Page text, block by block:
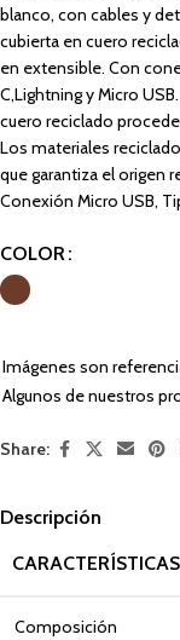
blanco, con cables y
cubierta en cuero
en extensible. Con
C,Lightning y Micro
cuero reciclado
Los materiales
que garantiza el origen
Conexión Micro USB,
COLOR
Imágenes son
Algunos de nuestros
Share:
Descripción
CARACTERÍSTICAS
Composición